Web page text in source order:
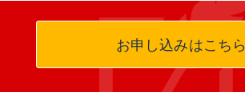
お申し込みはこちら